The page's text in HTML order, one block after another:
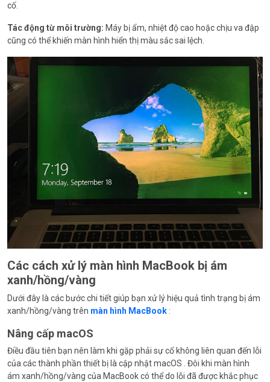
cố.
Tác động từ môi trường: Máy bị ẩm, nhiệt độ cao hoặc chịu va đập
cũng có thể khiến màn hình hiển thị màu sắc sai lệch.
Các cách xử lý màn hình MacBook bị ám
xanh/hồng/vàng
Dưới đây là các bước chi tiết giúp bạn xử lý hiệu quả tình trạng bị ám
xanh/hồng/vàng trên màn hình MacBook :
Nâng cấp macOS
Điều đầu tiên bạn nên làm khi gặp phải sự cố không liên quan đến lỗi
của các thành phần thiết bị là cập nhật macOS . Đôi khi màn hình
ám xanh/hồng/vàng của MacBook có thể do lỗi đã được khắc phục